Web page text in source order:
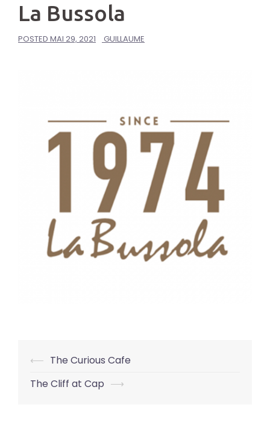
La Bussola
POSTED MAI 29, 2021 GUILLAUME
Post
navigation
⟵ The Curious Cafe
The Cliff at Cap ⟶